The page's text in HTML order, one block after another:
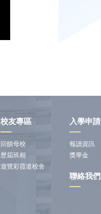
校友專區
回饋母校
歷屆班相
遊覽彩霞道校舍
入學申請
報讀資訊
獎學金
聯絡我們